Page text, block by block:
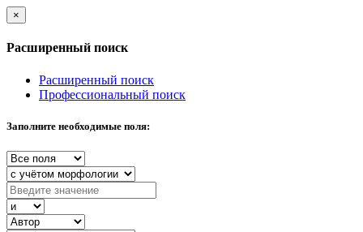
×
Расширенный поиск
Расширенный поиск
Профессиональный поиск
Заполните необходимые поля: